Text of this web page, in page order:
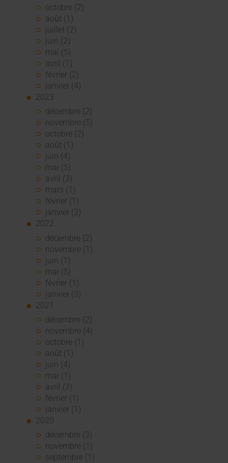
octobre (2)
août (1)
juillet (2)
juin (2)
mai (5)
avril (1)
février (2)
janvier (4)
2023
décembre (2)
novembre (5)
octobre (2)
août (1)
juin (4)
mai (5)
avril (3)
mars (1)
février (1)
janvier (2)
2022
décembre (2)
novembre (1)
juin (1)
mai (5)
février (1)
janvier (3)
2021
décembre (2)
novembre (4)
octobre (1)
août (1)
juin (4)
mai (1)
avril (3)
février (1)
janvier (1)
2020
décembre (3)
novembre (1)
septembre (1)